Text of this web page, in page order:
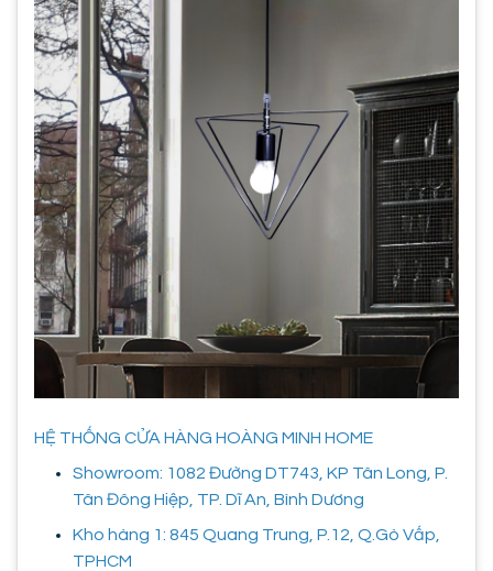
HỆ THỐNG CỬA HÀNG HOÀNG MINH HOME
Showroom: 1082 Đường DT743, KP Tân Long, P.
Tân Đông Hiệp, TP. Dĩ An, Bình Dương
Kho hàng 1: 845 Quang Trung, P.12, Q.Gò Vấp,
TPHCM